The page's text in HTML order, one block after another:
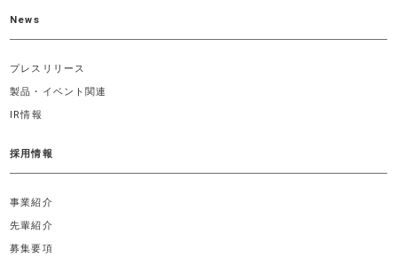
News
プレスリリース
製品・イベント関連
IR情報
採用情報
事業紹介
先輩紹介
募集要項